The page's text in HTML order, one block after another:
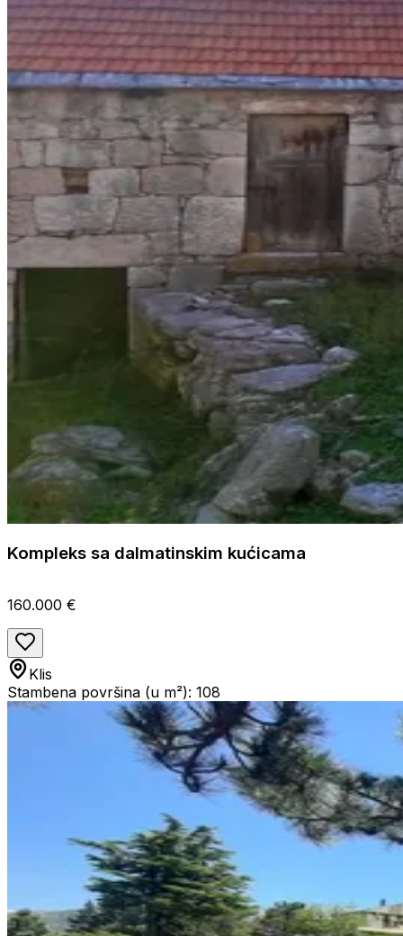
Kompleks sa dalmatinskim kućicama
160.000 €
Klis
Stambena površina (u m²): 108